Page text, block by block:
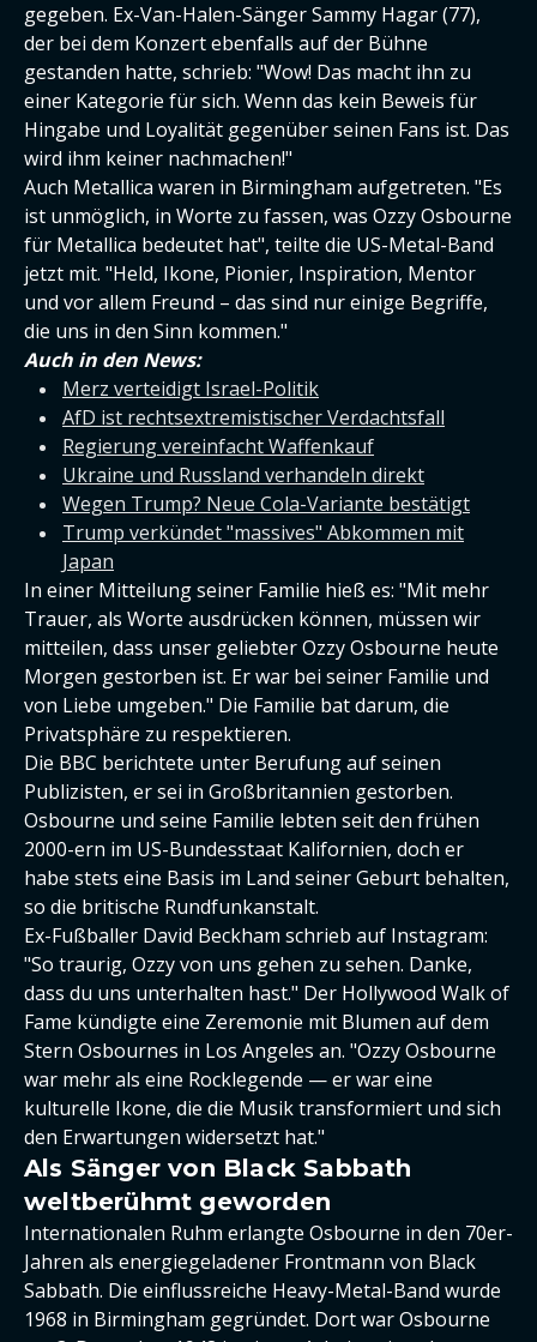
gegeben. Ex-Van-Halen-Sänger Sammy Hagar (77),
der bei dem Konzert ebenfalls auf der Bühne
gestanden hatte, schrieb: "Wow! Das macht ihn zu
einer Kategorie für sich. Wenn das kein Beweis für
Hingabe und Loyalität gegenüber seinen Fans ist. Das
wird ihm keiner nachmachen!"
Auch Metallica waren in Birmingham aufgetreten. "Es
ist unmöglich, in Worte zu fassen, was Ozzy Osbourne
für Metallica bedeutet hat", teilte die US-Metal-Band
jetzt mit. "Held, Ikone, Pionier, Inspiration, Mentor
und vor allem Freund – das sind nur einige Begriffe,
die uns in den Sinn kommen."
Auch in den News:
Merz verteidigt Israel-Politik
AfD ist rechtsextremistischer Verdachtsfall
Regierung vereinfacht Waffenkauf
Ukraine und Russland verhandeln direkt
Wegen Trump? Neue Cola-Variante bestätigt
Trump verkündet "massives" Abkommen mit
Japan
In einer Mitteilung seiner Familie hieß es: "Mit mehr
Trauer, als Worte ausdrücken können, müssen wir
mitteilen, dass unser geliebter Ozzy Osbourne heute
Morgen gestorben ist. Er war bei seiner Familie und
von Liebe umgeben." Die Familie bat darum, die
Privatsphäre zu respektieren.
Die BBC berichtete unter Berufung auf seinen
Publizisten, er sei in Großbritannien gestorben.
Osbourne und seine Familie lebten seit den frühen
2000-ern im US-Bundesstaat Kalifornien, doch er
habe stets eine Basis im Land seiner Geburt behalten,
so die britische Rundfunkanstalt.
Ex-Fußballer David Beckham schrieb auf Instagram:
"So traurig, Ozzy von uns gehen zu sehen. Danke,
dass du uns unterhalten hast." Der Hollywood Walk of
Fame kündigte eine Zeremonie mit Blumen auf dem
Stern Osbournes in Los Angeles an. "Ozzy Osbourne
war mehr als eine Rocklegende — er war eine
kulturelle Ikone, die die Musik transformiert und sich
den Erwartungen widersetzt hat."
Als Sänger von Black Sabbath
weltberühmt geworden
Internationalen Ruhm erlangte Osbourne in den 70er-
Jahren als energiegeladener Frontmann von Black
Sabbath. Die einflussreiche Heavy-Metal-Band wurde
1968 in Birmingham gegründet. Dort war Osbourne